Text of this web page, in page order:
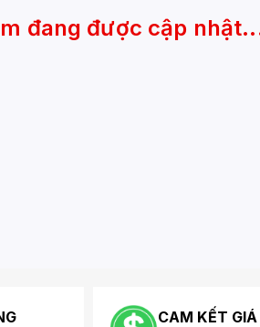
đang được cập
CAM KẾT